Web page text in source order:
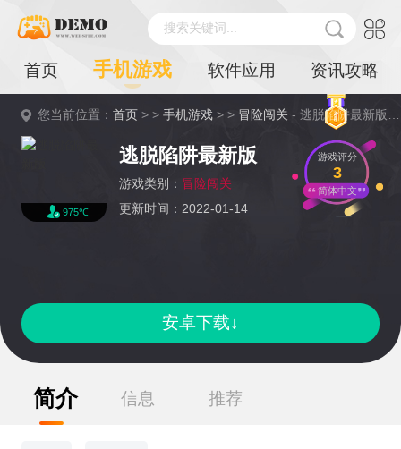
搜索关键词...
首页 手机游戏 软件应用 资讯攻略
您当前位置：首页 > >手机游戏 > > 冒险闯关 - 逃脱陷阱最新版详情
975℃
逃脱陷阱最新版
游戏类别： 冒险闯关
更新时间：2022-01-14
游戏评分
3
简体中文
安卓下载↓
简介 信息 推荐